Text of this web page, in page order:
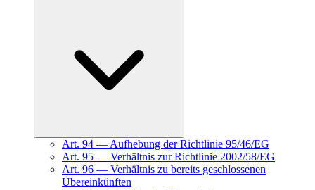
Art. 94 — Aufhebung der Richtlinie 95/46/EG
Art. 95 — Verhältnis zur Richtlinie 2002/58/EG
Art. 96 — Verhältnis zu bereits geschlossenen
Übereinkünften